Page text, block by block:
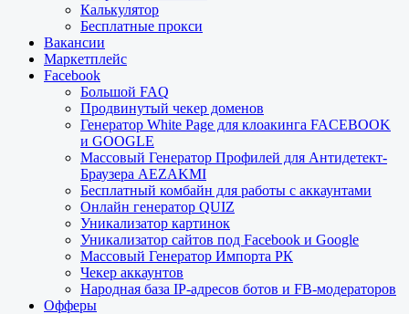
Калькулятор
Бесплатные прокси
Вакансии
Маркетплейс
Facebook
Большой FAQ
Продвинутый чекер доменов
Генератор White Page для клоакинга FACEBOOK
и GOOGLE
Массовый Генератор Профилей для Антидетект-
Браузера AEZAKMI
Бесплатный комбайн для работы с аккаунтами
Онлайн генератор QUIZ
Уникализатор картинок
Уникализатор сайтов под Facebook и Google
Массовый Генератор Импорта РК
Чекер аккаунтов
Народная база IP-адресов ботов и FB-модераторов
Офферы